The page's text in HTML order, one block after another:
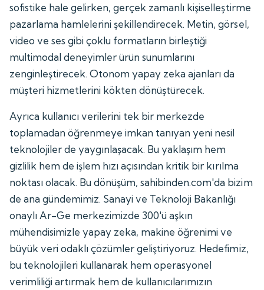
sofistike hale gelirken, gerçek zamanlı kişiselleştirme
pazarlama hamlelerini şekillendirecek. Metin, görsel,
video ve ses gibi çoklu formatların birleştiği
multimodal deneyimler ürün sunumlarını
zenginleştirecek. Otonom yapay zeka ajanları da
müşteri hizmetlerini kökten dönüştürecek.
Ayrıca kullanıcı verilerini tek bir merkezde
toplamadan öğrenmeye imkan tanıyan yeni nesil
teknolojiler de yaygınlaşacak. Bu yaklaşım hem
gizlilik hem de işlem hızı açısından kritik bir kırılma
noktası olacak. Bu dönüşüm, sahibinden.com'da bizim
de ana gündemimiz. Sanayi ve Teknoloji Bakanlığı
onaylı Ar-Ge merkezimizde 300'ü aşkın
mühendisimizle yapay zeka, makine öğrenimi ve
büyük veri odaklı çözümler geliştiriyoruz. Hedefimiz,
bu teknolojileri kullanarak hem operasyonel
verimliliği artırmak hem de kullanıcılarımızın